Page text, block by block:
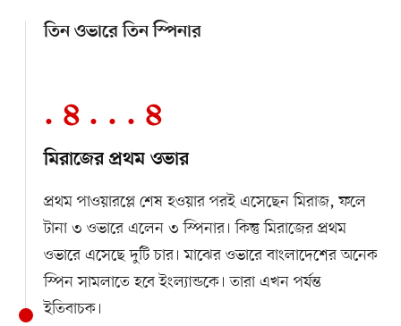
তিন ওভারে তিন স্পিনার
. ৪ . . . ৪
মিরাজের প্রথম ওভার
প্রথম পাওয়ারপ্লে শেষ হওয়ার পরই এসেছেন মিরাজ, ফলে
টানা ৩ ওভারে এলেন ৩ স্পিনার। কিন্তু মিরাজের প্রথম
ওভারে এসেছে দুটি চার। মাঝের ওভারে বাংলাদেশের অনেক
স্পিন সামলাতে হবে ইংল্যান্ডকে। তারা এখন পর্যন্ত
ইতিবাচক।